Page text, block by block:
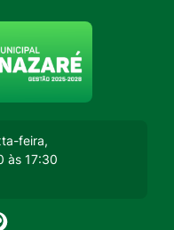
principal
feira,
às 17:30